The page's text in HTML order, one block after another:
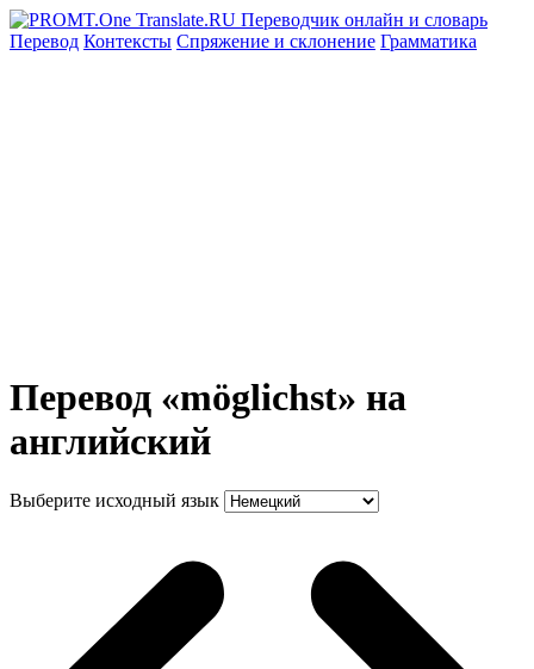
Перевод Контексты Спряжение и склонение Грамматика
Перевод «möglichst» на
английский
Выберите исходный язык